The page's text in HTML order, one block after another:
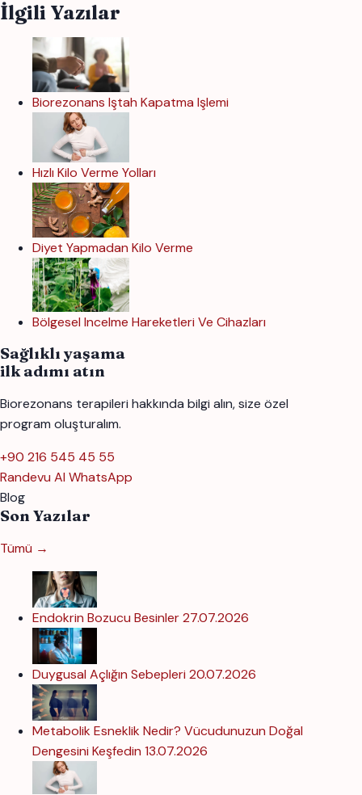
İlgili Yazılar
Biorezonans Iştah Kapatma Işlemi
Hızlı Kilo Verme Yolları
Diyet Yapmadan Kilo Verme
Bölgesel Incelme Hareketleri Ve Cihazları
Sağlıklı yaşama
ilk adımı atın
Biorezonans terapileri hakkında bilgi alın, size özel
program oluşturalım.
+90 216 545 45 55
Randevu Al WhatsApp
Blog
Son Yazılar
Tümü →
Endokrin Bozucu Besinler27.07.2026
Duygusal Açlığın Sebepleri 20.07.2026
Metabolik Esneklik Nedir? Vücudunuzun Doğal
Dengesini Keşfedin 13.07.2026